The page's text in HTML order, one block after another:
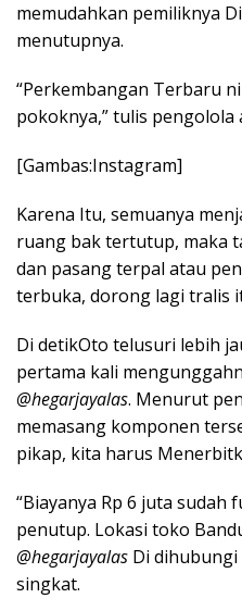
memudahkan pemiliknya
menutupnya.
“Perkembangan Terbaru
pokoknya,” tulis pengolola
[Gambas:Instagram]
Karena Itu, semuanya
ruang bak tertutup, maka
dan pasang terpal atau
terbuka, dorong lagi tralis
Di detikOto telusuri lebih
pertama kali
@hegarjayalas. Menurut
memasang komponen
pikap, kita harus
“Biayanya Rp 6 juta sudah
penutup. Lokasi toko
@hegarjayalas Di
singkat.